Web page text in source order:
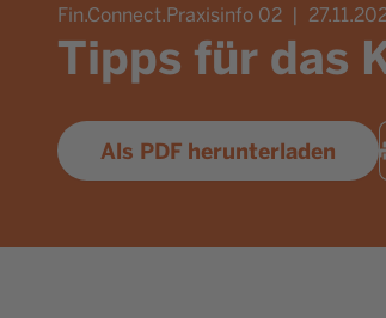
Fin.Connect.Praxisinfo 02
Tipps für das
Als PDF herunterladen